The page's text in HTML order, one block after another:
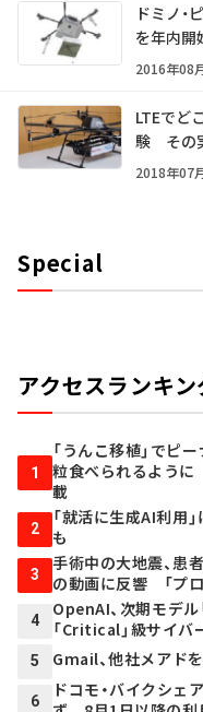
ドミノ・
を年内開
2016年08
LTEでど
験 その
2018年07
Special
アクセスランキン
1
「うんこ移植」でピ
粒食べられるよう
載
2
「就活に生成AI利用
も
3
手術中の大地震、
の動画に反響 「プロ
4
OpenAI、次期モデ
「Critical」級サイ
5 Gmail、他社メアド
6
ドコモ・バイクシェ